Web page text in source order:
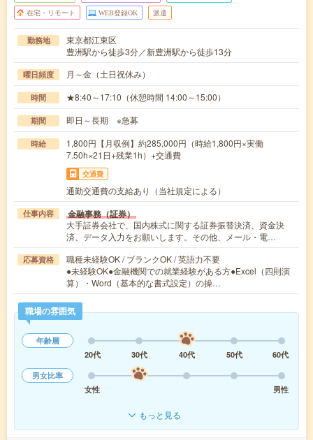
在宅・リモート WEB登録OK 派遣
勤務地
東京都江東区
豊洲駅から徒歩3分／新豊洲駅から徒歩13分
曜日頻度 月～金（土日祝休み）
時間 ★8:40～17:10（休憩時間 14:00～15:00）
期間 即日～長期 ※急募
時給
1,800円【月収例】約285,000円（時給1,800円×実働
7.50h×21日+残業1h）+交通費
交通費
通勤交通費の支給あり（当社規定による）
仕事内容 金融事務（証券）
大手証券会社で、国内株式に関する証券振替決済、資金決
済、データ入力をお願いします。その他、メール・電…
応募資格
職種未経験OK / ブランクOK / 英語力不要
●未経験OK●金融機関での就業経験がある方●Excel（四則演
算）・Word（基本的な書式設定）の操…
職場の雰囲気
年齢層
20代
30代 40代 50代
60代
男女比率
女性
男性
もっと見る